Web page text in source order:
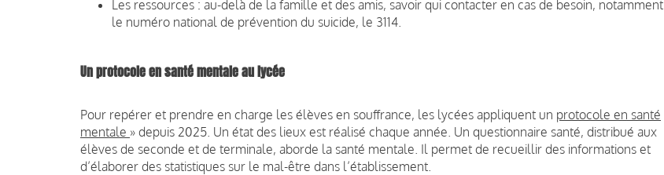
Les ressources : au-delà de la famille et des amis, savoir qui contacter en cas de besoin, notamment
le numéro national de prévention du suicide, le 3114.
Un protocole en santé mentale au lycée
Pour repérer et prendre en charge les élèves en souffrance, les lycées appliquent un protocole en santé
mentale » depuis 2025. Un état des lieux est réalisé chaque année. Un questionnaire santé, distribué aux
élèves de seconde et de terminale, aborde la santé mentale. Il permet de recueillir des informations et
d’élaborer des statistiques sur le mal-être dans l’établissement.